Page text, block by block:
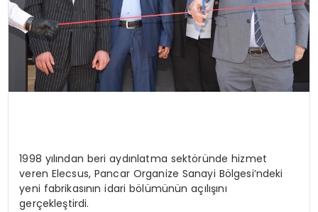
1998 yılından beri aydınlatma sektöründe hizmet
veren Elecsus, Pancar Organize Sanayi Bölgesi’ndeki
yeni fabrikasının idari bölümünün açılışını
gerçekleştirdi.